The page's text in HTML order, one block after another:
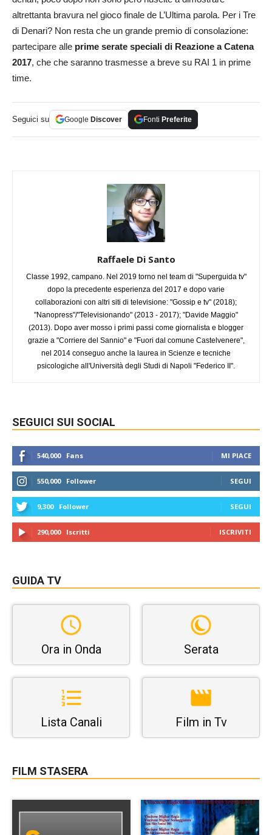
altrettanta bravura nel gioco finale de L’Ultima parola. Per i Tre
di Denari? Non resta che un grande premio di consolazione:
partecipare alle prime serate speciali di Reazione a Catena
2017, che che saranno trasmesse a breve su RAI 1 in prime
time.
Seguici su Google Discover Fonti Preferite
Raffaele Di Santo
Classe 1992, campano. Nel 2019 torno nel team di "Superguida tv"
dopo la precedente esperienza del 2017 e dopo varie
collaborazioni con altri siti di televisione: "Gossip e tv" (2018);
"Nanopress"/"Televisionando" (2013 - 2017); "Davide Maggio"
(2013). Dopo aver mosso i primi passi come giornalista e blogger
grazie a "Corriere del Sannio" e "Fuori dal comune Castelvenere",
nel 2014 conseguo anche la laurea in Scienze e tecniche
psicologiche all'Università degli Studi di Napoli "Federico II".
SEGUICI SUI SOCIAL
540,000 Fans MI PIACE
550,000 Follower SEGUI
9,300 Follower SEGUI
290,000 Iscritti ISCRIVITI
GUIDA TV
Ora in Onda Serata
Lista Canali Film in Tv
FILM STASERA